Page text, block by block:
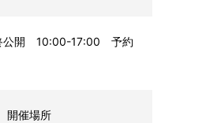
公開 10:00-17:00 予約
開催場所